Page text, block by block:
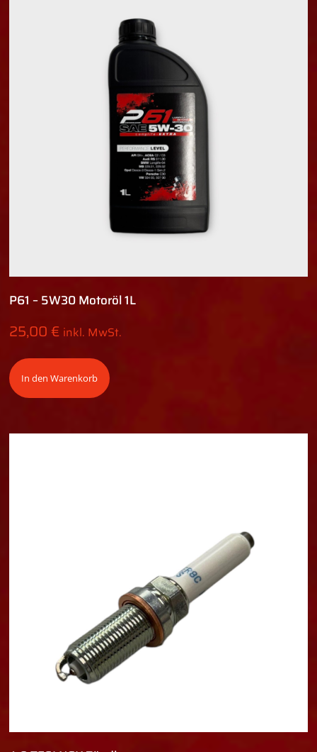
P61 – 5W30 Motoröl 1L
25,00€ inkl. MwSt.
In den Warenkorb